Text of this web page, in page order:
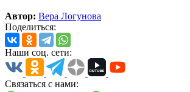
Автор: Вера Логунова
Поделиться:
Наши соц. сети:
Связаться с нами: